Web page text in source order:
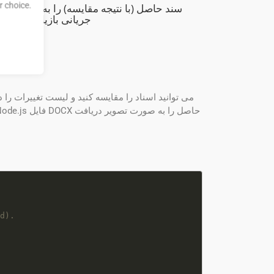
سند حاصل (با نتیجه مقایسه) را به صورت
جریانی بازیابی کنید
choice.